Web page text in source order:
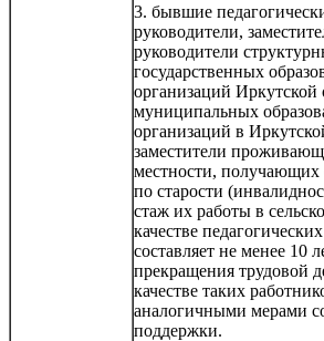
3. бывшие
руководители,
руководители
государственных
организаций Иркутской
муниципальных
организаций в
заместители
местности,
по старости
стаж их работы в
качестве
составляет не менее 10
прекращения трудовой
качестве таких
аналогичными мерами
поддержки.